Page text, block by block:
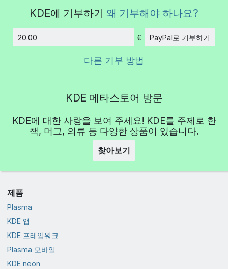
KDE에 기부하기 왜 기부해야 하나요?
€ PayPal로 기부하기
다른 기부 방법
KDE 메타스토어 방문
KDE에 대한 사랑을 보여 주세요! KDE를 주제로 한
책, 머그, 의류 등 다양한 상품이 있습니다.
찾아보기
제품
Plasma
KDE 앱
KDE 프레임워크
Plasma 모바일
KDE neon